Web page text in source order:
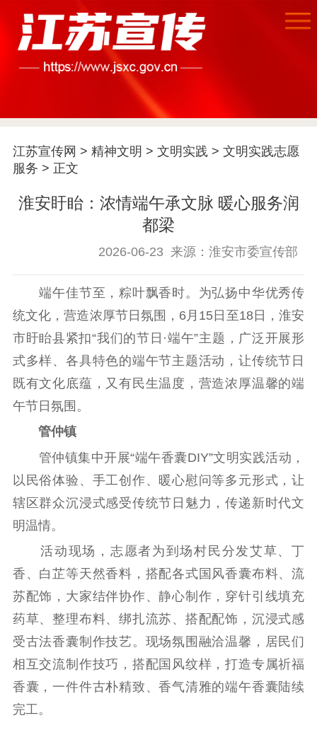
江苏要闻
公示公告
通知公告 信息公开制度
信息公开指南
信息公开年度报
告
政策法规
工作动态
理论学习
哲学社科
社科强省 工作通知
成果集萃
新闻宣传
主题宣传 对外宣传
新闻发布
记者之家
品牌栏目
文化文艺
精品生产 文化惠民
文化传承
文化交流
江苏宣传网 > 精神文明 > 文明实践 > 文明实践志愿
服务 > 正文
淮安盱眙：浓情端午承文脉 暖心服务润
都梁
2026-06-23 来源：淮安市委宣传部
端午佳节至，粽叶飘香时。为弘扬中华优秀传
统文化，营造浓厚节日氛围，6月15日至18日，淮安
市盱眙县紧扣“我们的节日·端午”主题，广泛开展形
式多样、各具特色的端午节主题活动，让传统节日
既有文化底蕴，又有民生温度，营造浓厚温馨的端
午节日氛围。
管仲镇
管仲镇集中开展“端午香囊DIY”文明实践活动，
以民俗体验、手工创作、暖心慰问等多元形式，让
辖区群众沉浸式感受传统节日魅力，传递新时代文
明温情。
活动现场，志愿者为到场村民分发艾草、丁
香、白芷等天然香料，搭配各式国风香囊布料、流
苏配饰，大家结伴协作、静心制作，穿针引线填充
药草、整理布料、绑扎流苏、搭配配饰，沉浸式感
受古法香囊制作技艺。现场氛围融洽温馨，居民们
相互交流制作技巧，搭配国风纹样，打造专属祈福
香囊，一件件古朴精致、香气清雅的端午香囊陆续
完工。